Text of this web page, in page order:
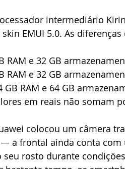
intermediário
EMUI 5.0. As
RAM e 32 GB
RAM e 32 GB
RAM e 64 GB
em reais não somam
colocou um câmera
a frontal ainda conta com
rosto durante